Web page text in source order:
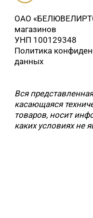
ОАО
магазинов
УНП 100129348
Политика
данных
Вся
касающаяся
товаров, носит
каких условиях не